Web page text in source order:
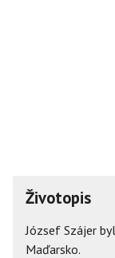
Životopis
József Szájer
Maďarsko.